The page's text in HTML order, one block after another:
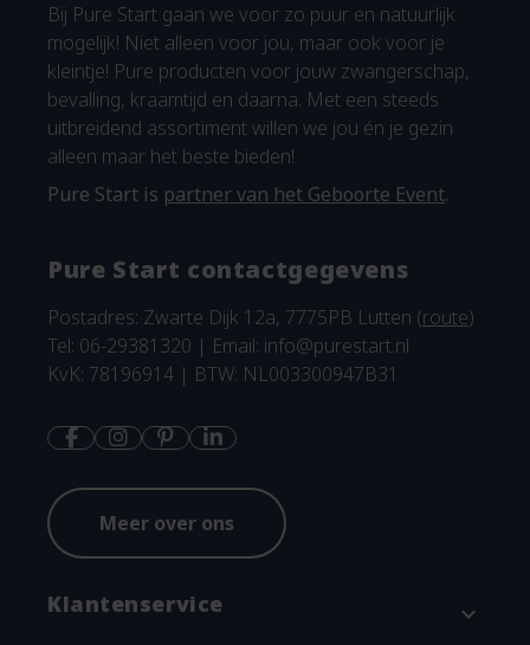
Bij Pure Start gaan we voor zo puur en natuurlijk
mogelijk! Niet alleen voor jou, maar ook voor je
kleintje! Pure producten voor jouw zwangerschap,
bevalling, kraamtijd en daarna. Met een steeds
uitbreidend assortiment willen we jou én je gezin
alleen maar het beste bieden!
Pure Start is partner van het Geboorte Event.
Pure Start contactgegevens
Postadres: Zwarte Dijk 12a, 7775PB Lutten (route)
Tel: 06-29381320 | Email: info@purestart.nl
KvK: 78196914 | BTW: NL003300947B31
Meer over ons
Klantenservice expand_more